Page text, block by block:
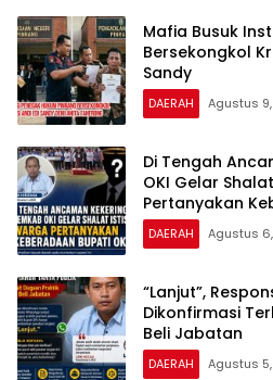
Mafia Busuk
Bersekongkol
Sandy
DAERAH Agustus
Di Tengah
OKI Gelar
Pertanyakan
DAERAH Agustus
“Lanjut”,
Dikonfirmasi
Beli Jabatan
DAERAH Agustus